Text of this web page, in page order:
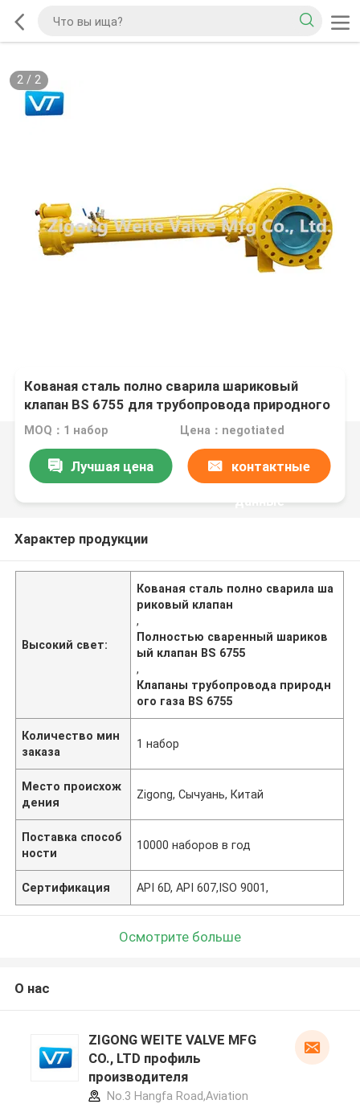
2/ 2
Кованая сталь полно сварила шариковый
клапан BS 6755 для трубопровода природного
газа
MOQ：1 набор Цена：negotiated
Лучшая цена контактные
данные
Характер продукции
Высокий свет:
Кованая сталь полно сварила ша
риковый клапан
,
Полностью сваренный шариков
ый клапан BS 6755
,
Клапаны трубопровода природн
ого газа BS 6755
Количество мин
заказа
1 набор
Место происхож
дения
Zigong, Сычуань, Китай
Поставка способ
ности
10000 наборов в год
Сертификация API 6D, API 607,ISO 9001,
Осмотрите больше
О нас
ZIGONG WEITE VALVE MFG
CO., LTD профиль
производителя
No.3 Hangfa Road,Aviation